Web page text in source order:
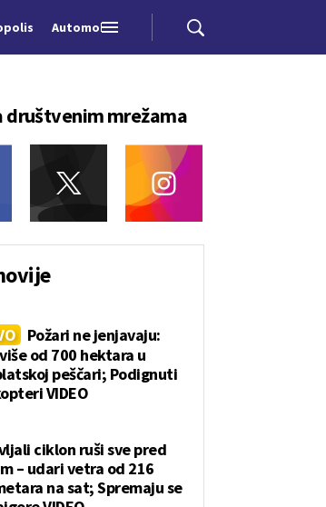
Automobili
društvenim mrežama
Požari ne jenjavaju:
od 700 hektara u
peščari; Podignuti
VIDEO
ciklon ruši sve pred
– udari vetra od 216
na sat; Spremaju se